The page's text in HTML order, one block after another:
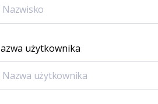
użytkownika